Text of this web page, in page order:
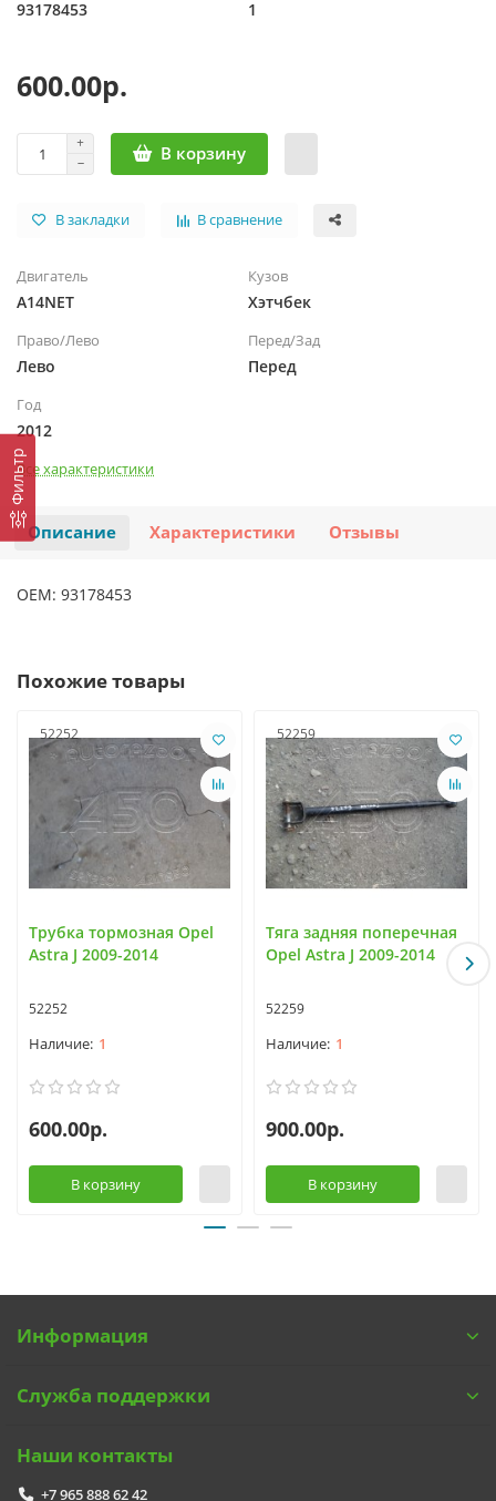
Фильтр
93178453 1
600.00р.
В корзину
В закладки В сравнение
Двигатель
A14NET
Кузов
Хэтчбек
Право/Лево
Лево
Перед/Зад
Перед
Год
2012
Все характеристики
Описание Характеристики Отзывы
OEM: 93178453
Похожие товары
52252
Трубка тормозная Opel
Astra J 2009-2014
52252
1
600.00р.
В корзину
52259
Тяга задняя поперечная
Opel Astra J 2009-2014
52259
1
900.00р.
В корзину
Информация
Служба поддержки
Наши контакты
+7 965 888 62 42